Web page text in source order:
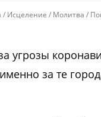
/ Исцеление / Молитва /
угрозы
за те